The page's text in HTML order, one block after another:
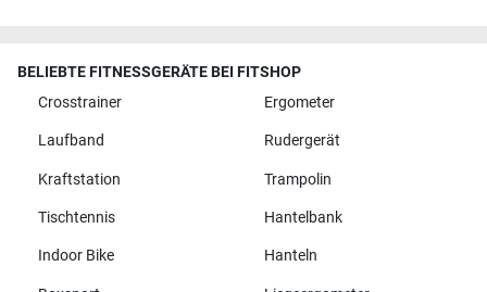
BELIEBTE FITNESSGERÄTE BEI FITSHOP
Crosstrainer
Ergometer
Laufband Rudergerät
Kraftstation Trampolin
Tischtennis Hantelbank
Indoor Bike Hanteln